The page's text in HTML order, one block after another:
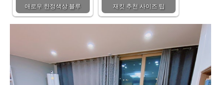
애로우 한정색상 블루
재킷 추천 사이즈 팁